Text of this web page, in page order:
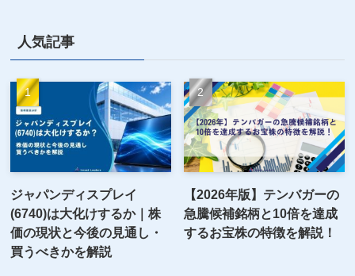
人気記事
ジャパンディスプレイ
(6740)は大化けするか｜株
価の現状と今後の見通し・
買うべきかを解説
【2026年版】テンバガーの
急騰候補銘柄と10倍を達成
するお宝株の特徴を解説！